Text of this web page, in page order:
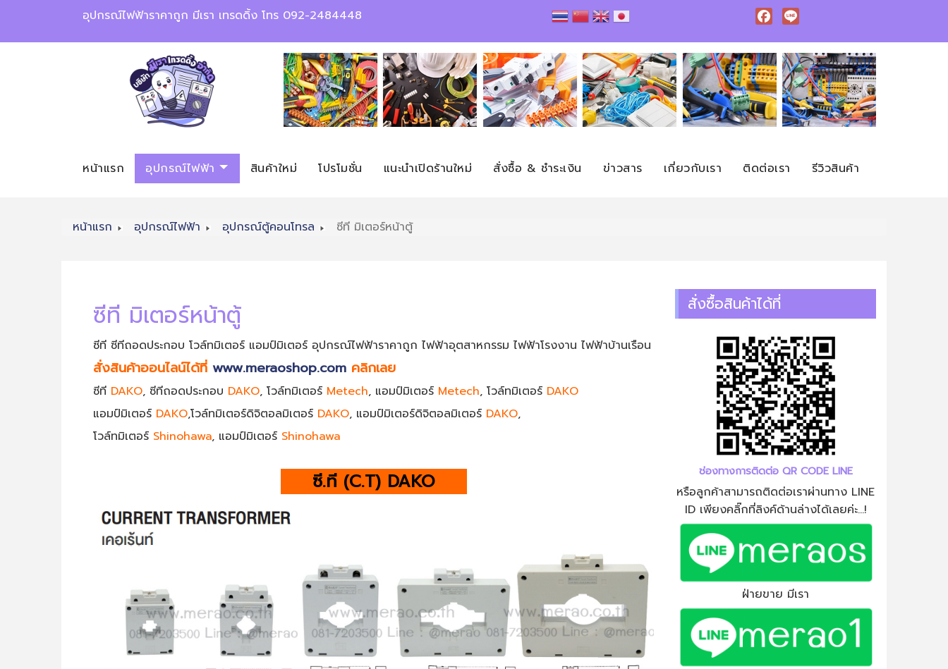
อุปกรณ์ไฟฟ้าราคาถูก มีเรา เทรดดิ้ง โทร 092-2484448
หน้าแรก อุปกรณ์ไฟฟ้า สินค้าใหม่ โปรโมชั่น แนะนำเปิดร้านใหม่ สั่งซื้อ & ชำระเงิน ข่าวสาร เกี่ยวกับเรา ติดต่อเรา รีวิวสินค้า
หน้าแรก อุปกรณ์ไฟฟ้า อุปกรณ์ตู้คอนโทรล ซีที มิเตอร์หน้าตู้
ซีที มิเตอร์หน้าตู้
ซีที ซีทีถอดประกอบ โวล์ทมิเตอร์ แอมป์มิเตอร์ อุปกรณ์ไฟฟ้าราคาถูก ไฟฟ้าอุตสาหกรรม ไฟฟ้าโรงงาน ไฟฟ้าบ้านเรือน
สั่งสินค้าออนไลน์ได้ที่ www.meraoshop.com คลิกเลย
ซีที DAKO, ซีทีถอดประกอบ DAKO, โวล์ทมิเตอร์ Metech, แอมป์มิเตอร์ Metech, โวล์ทมิเตอร์ DAKO
แอมป์มิเตอร์ DAKO,โวล์ทมิเตอร์ดิจิตอลมิเตอร์ DAKO, แอมป์มิเตอร์ดิจิตอลมิเตอร์ DAKO,
โวล์ทมิเตอร์ Shinohawa, แอมป์มิเตอร์ Shinohawa
ซี.ที (C.T) DAKO
สั่งซื้อสินค้าได้ที่
ช่องทางการติดต่อ QR CODE LINE
หรือลูกค้าสามารถติดต่อเราผ่านทาง LINE
ID เพียงคลิ๊กที่ลิงค์ด้านล่างได้เลยค่ะ...!
ฝ่ายขาย มีเรา